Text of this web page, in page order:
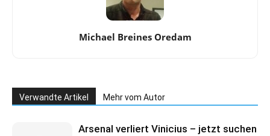
Michael Breines Oredam
Verwandte Artikel Mehr vom Autor
Arsenal verliert Vinicius – jetzt suchen